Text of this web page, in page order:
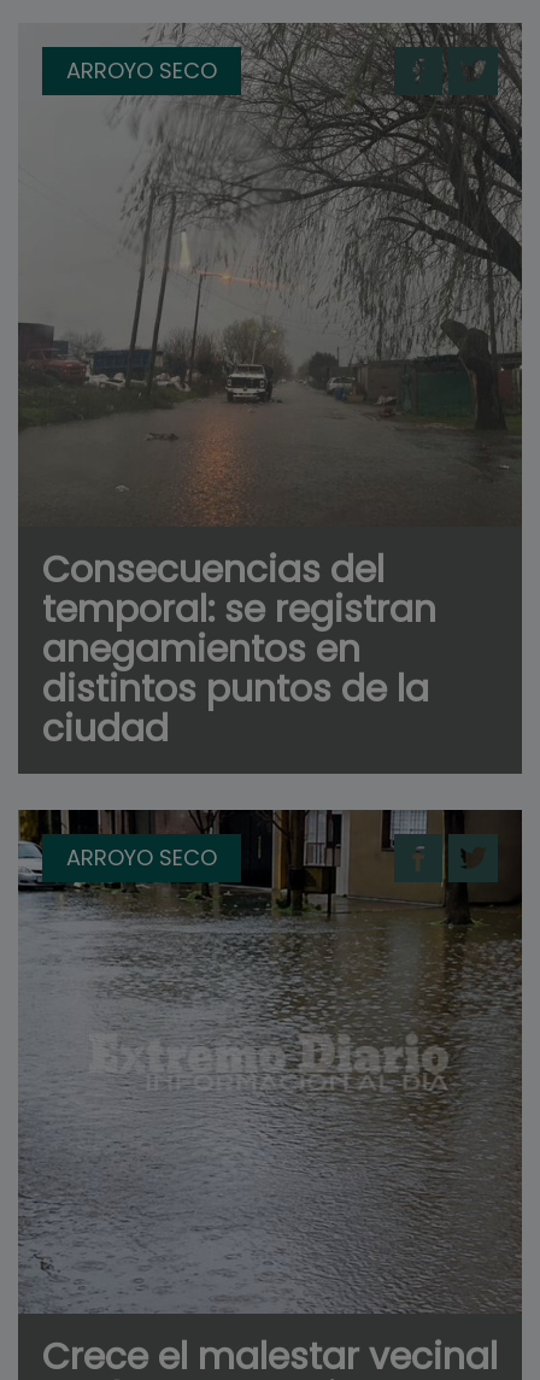
ARROYO SECO
Consecuencias del
temporal: se registran
anegamientos en
distintos puntos de la
ciudad
ARROYO SECO
Crece el malestar vecinal